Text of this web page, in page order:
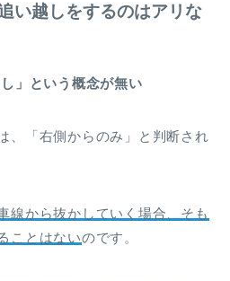
い越しをするのはアリな
」という概念が無い
、「右側からのみ」と判断され
線から抜かしていく場合、そも
ことはないのです。